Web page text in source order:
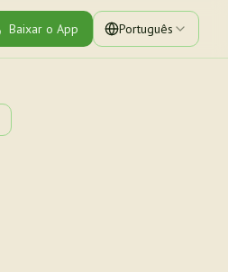
Baixar o App Português